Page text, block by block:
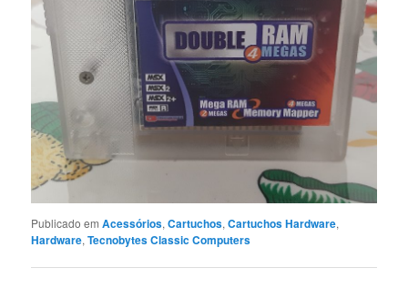
Publicado em Acessórios,Cartuchos,Cartuchos Hardware,
Hardware,Tecnobytes Classic Computers